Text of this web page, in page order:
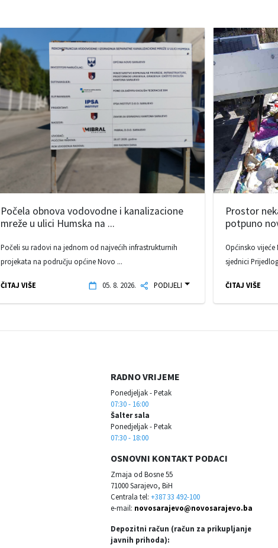
Počela obnova vodovodne i kanalizacione
mreže u ulici Humska na ...
Počeli su radovi na jednom od najvećih infrastrukturnih
projekata na području općine Novo ...
ČITAJ VIŠE 05. 8. 2026. PODIJELI
Prostor
potpuno
Općinsko
sjednici
ČITAJ VIŠE
RADNO VRIJEME
Ponedjeljak - Petak
07:30 - 16:00
Šalter sala
Ponedjeljak - Petak
07:30 - 18:00
OSNOVNI KONTAKT PODACI
Zmaja od Bosne 55
71000 Sarajevo, BiH
Centrala tel: +387 33 492-100
e-mail: novosarajevo@novosarajevo.ba
Depozitni račun (račun za prikupljanje
javnih prihoda):